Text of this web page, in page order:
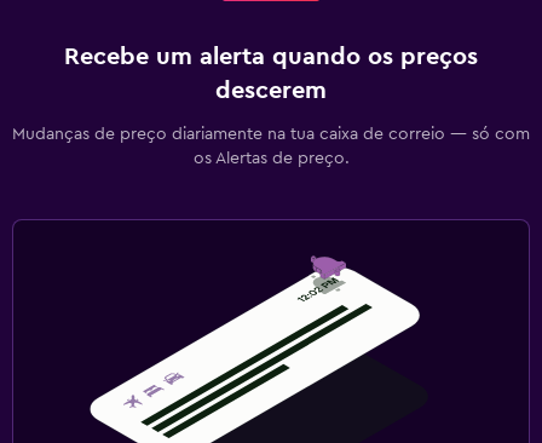
Recebe um alerta quando os preços
descerem
Mudanças de preço diariamente na tua caixa de correio — só com
os Alertas de preço.